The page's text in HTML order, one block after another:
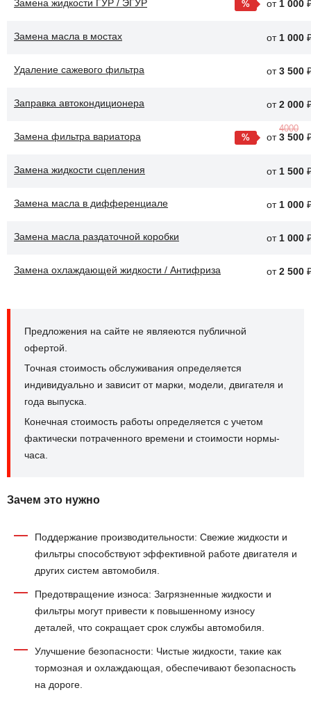
Замена жидкости ГУР / ЭГУР от 1 000
Замена масла в мостах от 1 000
Удаление сажевого фильтра от3 500
Заправка автокондиционера от2 000
Замена фильтра вариатора от
4000
3 500
Замена жидкости сцепления от 1 500
Замена масла в дифференциале от 1 000
Замена масла раздаточной коробки от 1 000
Замена охлаждающей жидкости / Антифриза от2 500
Предложения на сайте не являеются публичной
офертой.
Точная стоимость обслуживания определяется
индивидуально и зависит от марки, модели, двигателя и
года выпуска.
Конечная стоимость работы определяется с учетом
фактически потраченного времени и стоимости нормы-
часа.
Зачем это нужно
Поддержание производительности: Свежие жидкости и
фильтры способствуют эффективной работе двигателя и
других систем автомобиля.
Предотвращение износа: Загрязненные жидкости и
фильтры могут привести к повышенному износу
деталей, что сокращает срок службы автомобиля.
Улучшение безопасности: Чистые жидкости, такие как
тормозная и охлаждающая, обеспечивают безопасность
на дороге.